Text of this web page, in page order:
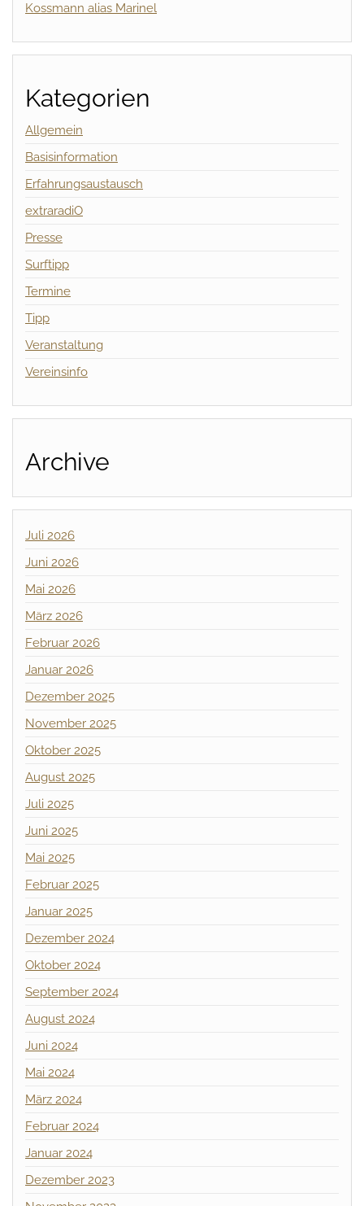
Kossmann alias Marinel
Kategorien
Allgemein
Basisinformation
Erfahrungsaustausch
extraradiO
Presse
Surftipp
Termine
Tipp
Veranstaltung
Vereinsinfo
Archive
Juli 2026
Juni 2026
Mai 2026
März 2026
Februar 2026
Januar 2026
Dezember 2025
November 2025
Oktober 2025
August 2025
Juli 2025
Juni 2025
Mai 2025
Februar 2025
Januar 2025
Dezember 2024
Oktober 2024
September 2024
August 2024
Juni 2024
Mai 2024
März 2024
Februar 2024
Januar 2024
Dezember 2023